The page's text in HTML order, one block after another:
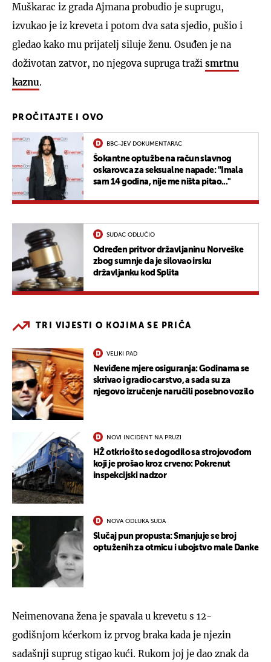
Muškarac iz grada Ajmana probudio je suprugu,
izvukao je iz kreveta i potom dva sata sjedio, pušio i
gledao kako mu prijatelj siluje ženu. Osuđen je na
doživotan zatvor, no njegova supruga traži smrtnu
kaznu.
PROČITAJTE I OVO
BBC-JEV DOKUMENTARAC
Šokantne optužbe na račun slavnog
oskarovca za seksualne napade: "Imala
sam 14 godina, nije me ništa pitao..."
SUDAC ODLUČIO
Određen pritvor državljaninu Norveške
zbog sumnje da je silovao irsku
državljanku kod Splita
TRI VIJESTI O KOJIMA SE PRIČA
VELIKI PAD
Neviđene mjere osiguranja: Godinama se
skrivao i gradio carstvo, a sada su za
njegovo izručenje naručili posebno vozilo
NOVI INCIDENT NA PRUZI
HŽ otkrio što se dogodilo sa strojovođom
koji je prošao kroz crveno: Pokrenut
inspekcijski nadzor
NOVA ODLUKA SUDA
Slučaj pun propusta: Smanjuje se broj
optuženih za otmicu i ubojstvo male Danke
Neimenovana žena je spavala u krevetu s 12-
godišnjom kćerkom iz prvog braka kada je njezin
sadašnji suprug stigao kući. Rukom joj je dao znak da